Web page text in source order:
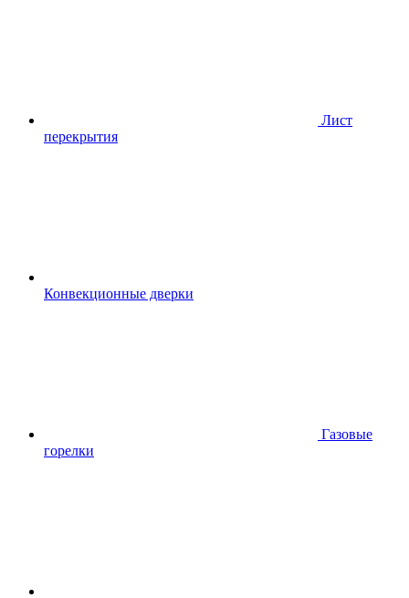
Лист
перекрытия
Конвекционные дверки
Газовые
горелки